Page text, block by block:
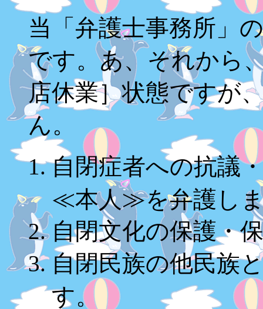
当「弁護士事務所」
です。あ、それから
店休業］状態ですが
ん。
自閉症者への抗議
≪本人≫を弁護し
自閉文化の保護・
自閉民族の他民族
す。